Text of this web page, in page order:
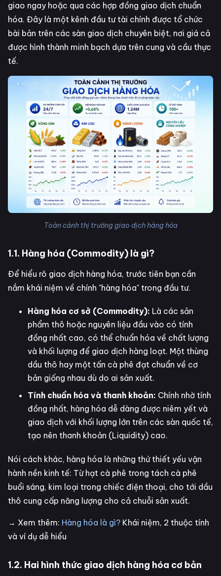
giao ngay hoặc qua các hợp đồng giao dịch chuẩn
hóa. Đây là một kênh đầu tư tài chính được tổ chức
bài bản trên các sàn giao dịch chuyên biệt, nơi giá cả
được hình thành minh bạch dựa trên cung và cầu thực
tế.
Toàn cảnh thị trường giao dịch hàng hóa
1.1. Hàng hóa (Commodity) là gì?
Để hiểu rõ giao dịch hàng hóa, trước tiên bạn cần
nắm khái niệm về chính "hàng hóa" trong đầu tư.
Hàng hóa cơ sở (Commodity): Là các sản
phẩm thô hoặc nguyên liệu đầu vào có tính
đồng nhất cao, có thể chuẩn hóa về chất lượng
và khối lượng để giao dịch hàng loạt. Một thùng
dầu thô hay một tấn cà phê đạt chuẩn về cơ
bản giống nhau dù do ai sản xuất.
Tính chuẩn hóa và thanh khoản: Chính nhờ tính
đồng nhất, hàng hóa dễ dàng được niêm yết và
giao dịch với khối lượng lớn trên các sàn quốc tế,
tạo nên thanh khoản (Liquidity) cao.
Nói cách khác, hàng hóa là những thứ thiết yếu vận
hành nền kinh tế: Từ hạt cà phê trong tách cà phê
buổi sáng, kim loại trong chiếc điện thoại, cho tới dầu
thô cung cấp năng lượng cho cả chuỗi sản xuất.
→ Xem thêm: Hàng hóa là gì? Khái niệm, 2 thuộc tính
và ví dụ dễ hiểu
1.2. Hai hình thức giao dịch hàng hóa cơ bản